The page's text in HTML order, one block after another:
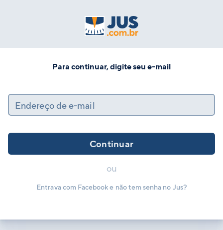
Para continuar, digite seu e-mail
Endereço de e-mail
Continuar
ou
Entrava com Facebook e não tem senha no Jus?